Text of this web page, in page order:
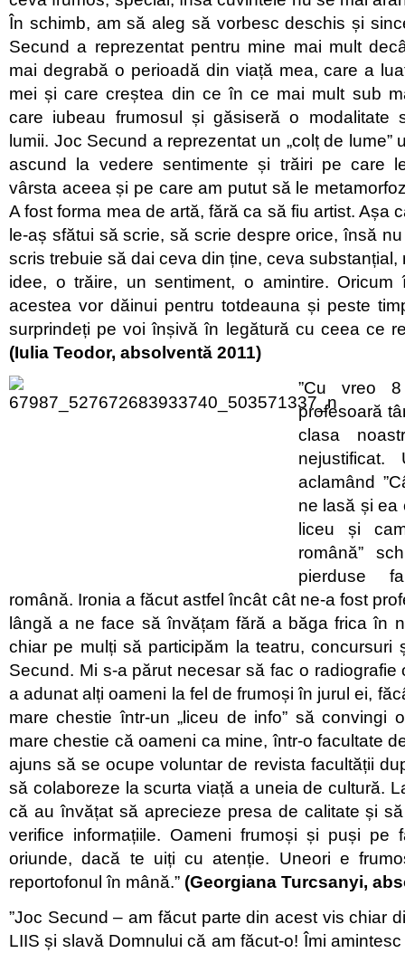
În schimb, am să aleg să vorbesc deschis și
Secund a reprezentat pentru mine mai mult
mai degrabă o perioadă din viață mea, care a
mei și care creștea din ce în ce mai mult sub
care iubeau frumosul și găsiseră o modalitate
lumii. Joc Secund a reprezentat un „colț de lume”
ascund la vedere sentimente și trăiri pe care
vârsta aceea și pe care am putut să le
A fost forma mea de artă, fără ca să fiu artist. Așa
le-aș sfătui să scrie, să scrie despre orice, însă
scris trebuie să dai ceva din ține, ceva
idee, o trăire, un sentiment, o amintire. Oricum
acestea vor dăinui pentru totdeauna și peste
surprindeți pe voi înșivă în legătură cu ceea ce
(Iulia Teodor, absolventă 2011)
”Cu vreo
profesoară
clasa
aclamând
ne lasă și ea
liceu și
română”
pierduse
română. Ironia a făcut astfel încât cât ne-a fost
lângă a ne face să învățam fără a băga frica în
chiar pe mulți să participăm la teatru, concursuri
Secund. Mi s-a părut necesar să fac o radiografie
a adunat alți oameni la fel de frumoși în jurul ei,
mare chestie într-un „liceu de info” să convingi
mare chestie că oameni ca mine, într-o facultate
ajuns să se ocupe voluntar de revista facultății
să colaboreze la scurta viață a uneia de cultură.
că au învățat să aprecieze presa de calitate și
verifice informațiile. Oameni frumoși și puși pe
oriunde, dacă te uiți cu atenție. Uneori e
reportofonul în mână.” (Georgiana Turcsanyi,
”Joc Secund – am făcut parte din acest vis chiar
LIIS și slavă Domnului că am făcut-o! Îmi